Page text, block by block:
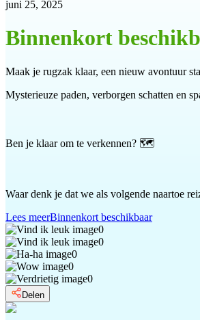
juni 25, 2025
Binnenkort
Maak je rugzak klaar, een nieuw avontuur
Mysterieuze paden, verborgen schatten en
Ben je klaar om te verkennen? 🗺️
Waar denk je dat we als volgende naartoe
Lees meerBinnenkort beschikbaar
0
0
0
0
0
Delen